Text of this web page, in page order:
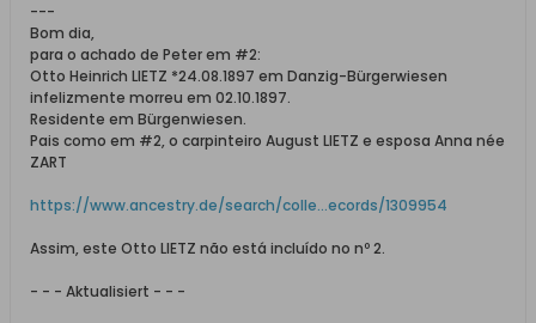
---
Bom dia,
para o achado de Peter em #2:
Otto Heinrich LIETZ *24.08.1897 em Danzig-Bürgerwiesen
infelizmente morreu em 02.10.1897.
Residente em Bürgenwiesen.
Pais como em #2, o carpinteiro August LIETZ e esposa Anna née
ZART
https://www.ancestry.de/search/colle...ecords/1309954
Assim, este Otto LIETZ não está incluído no nº 2.
- - - Aktualisiert - - -